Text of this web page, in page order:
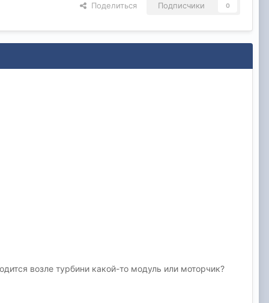
Поделиться Подписчики 0
возле турбини какой-то модуль или моторчик?